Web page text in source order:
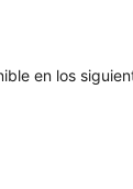
en los